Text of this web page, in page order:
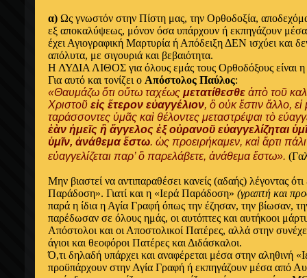
α) Ως γνωστόν στην Πίστη μας, την Ορθοδοξία,
εξ αποκαλύψεως, μόνον όσα υπάρχουν ή εκπηγάζουν
έχει Αγιογραφική Μαρτυρία ή Απόδειξη ΔΕΝ ισχύει και
απόλυτα, με σιγουριά και βεβαιότητα.
Η ΛΥΔΙΑ ΛΙΘΟΣ για όλους εμάς τους Ορθοδόξους είναι
Για αυτό και τονίζει ο Απόστολος Παύλος:
«Θαυμάζω ὅτι οὕτω ταχέως μετατίθεσθε ἀπὸ τοῦ
Χριστοῦ εἰς ἕτερον εὐαγγέλιον, ὃ οὐκ ἔστιν ἄλλο, εἰ
ταράσσοντες ὑμᾶς καὶ θέλοντες μεταστρέψαι τὸ
ἐὰν ἡμεῖς ἢ ἄγγελος ἐξ οὐρανοῦ εὐαγγελίζηται
ὑμῖν, ἀνάθεμα ἔστω. ὡς προειρήκαμεν, καὶ ἄρτι
εὐαγγελίζεται παρ’ ὃ παρελάβετε, ἀνάθεμα ἔστω».
Μην βιαστεί να αντιπαραθέσει κανείς (αδαής) λέγοντας
Παράδοση». Γιατί και η «Ιερά Παράδοση» (γραπτή και
παρά η ίδια η Αγία Γραφή όπως την έζησαν, την βίωσαν,
παρέδωσαν σε όλους ημάς, οι αυτόπτες και αυτήκοοι
Απόστολοι και οι Αποστολικοί Πατέρες, αλλά στην
άγιοι και θεοφόροι Πατέρες και Διδάσκαλοι.
Ό,τι δηλαδή υπάρχει και αναφέρεται μέσα στην
προϋπάρχουν στην Αγία Γραφή ή εκπηγάζουν μέσα από